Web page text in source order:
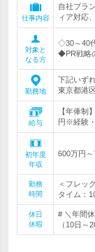
仕事内容
自社ブラ
ィア対応
対象と
なる方
◇30～40
◆PR戦略
勤務地
下記いず
東京都港
給与
【年俸制
円※経験
初年度
年収
600万円～
勤務
時間
＜フレッ
タイム：
休日
休暇
# ＼年間
（10日～